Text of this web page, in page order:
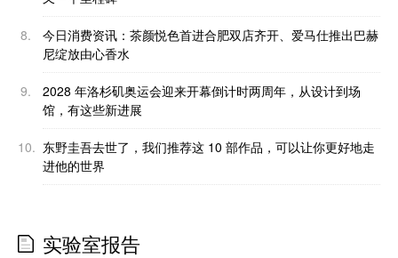
8.
今日消费资讯：茶颜悦色首进合肥双店齐开、爱马仕推出巴赫
尼绽放由心香水
9.
2028 年洛杉矶奥运会迎来开幕倒计时两周年，从设计到场
馆，有这些新进展
10. 东野圭吾去世了，我们推荐这 10 部作品，可以让你更好地走
进他的世界
实验室报告